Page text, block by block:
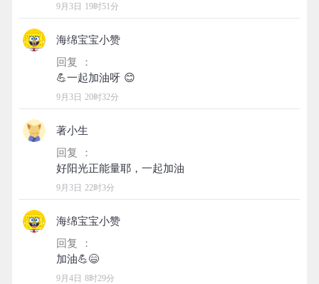
9月3日 19时51分
海绵宝宝小赞
回复 ：
9月3日 20时32分
著小生
回复 ：
9月3日 22时3分
海绵宝宝小赞
回复 ：
9月4日 8时29分